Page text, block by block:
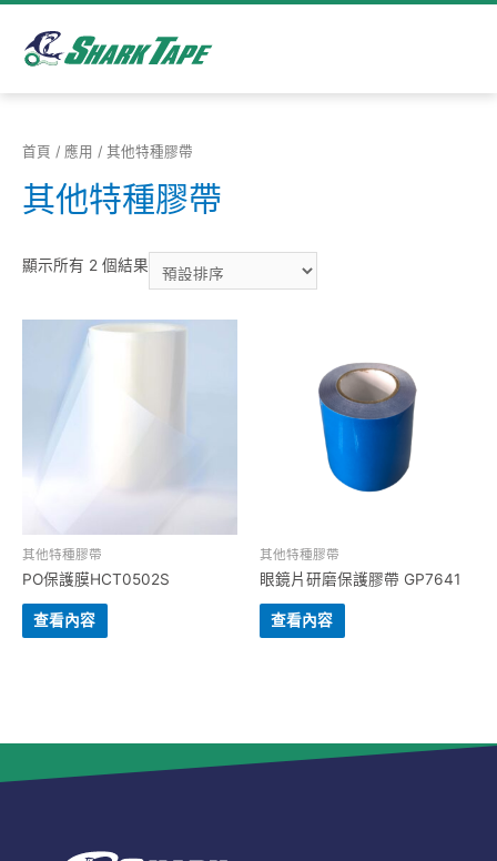
首頁 / 應用 / 其他特種膠帶
其他特種膠帶
顯示所有 2 個結果
其他特種膠帶
PO保護膜HCT0502S
查看內容
其他特種膠帶
眼鏡片研磨保護膠帶 GP7641
查看內容